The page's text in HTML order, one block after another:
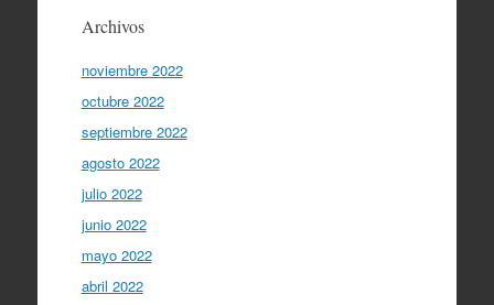
Archivos
noviembre 2022
octubre 2022
septiembre 2022
agosto 2022
julio 2022
junio 2022
mayo 2022
abril 2022